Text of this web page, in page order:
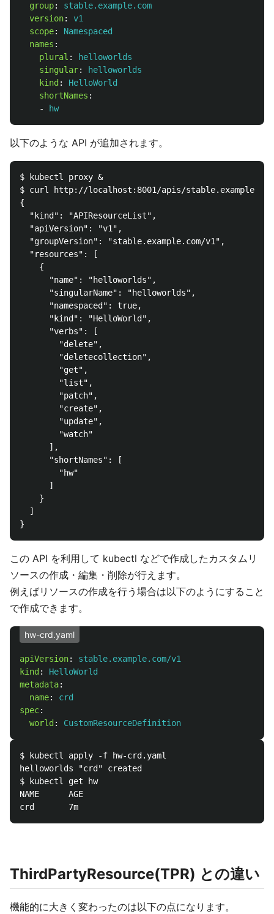
group:
stable.example.com
version:
v1
scope:
Namespaced
names :
plural :
helloworlds
singular:
helloworlds
kind :
HelloWorld
shortNames :
-
hw
以下のような API が追加されます。
$ kubectl proxy &
$ curl http://localhost:8001/apis/
{
  "kind": "APIResourceList",
  "apiVersion": "v1",
  "groupVersion": "stable.example.com/v1",
  "resources": [
    {
      "name": "helloworlds",
      "singularName": "helloworlds",
      "namespaced": true,
      "kind": "HelloWorld",
      "verbs": [
        "delete",
        "deletecollection",
        "get",
        "list",
        "patch",
        "create",
        "update",
        "watch"
      ],
      "shortNames": [
        "hw"
      ]
    }
  ]
この API を利用して kubectl などで作成したカスタムリ
ソースの作成・編集・削除が行えます。
例えばリソースの作成を行う場合は以下のようにすること
で作成できます。
hw-crd.yaml
apiVersion:
stable.example.com/v1
kind :
HelloWorld
metadata:
name:
crd
spec:
world : CustomResourceDefinition
$ kubectl apply -f hw-crd.yaml
helloworlds "crd" created
$ kubectl get hw
NAME      AGE
ThirdPartyResource(TPR) との違い
機能的に大きく変わったのは以下の点になります。